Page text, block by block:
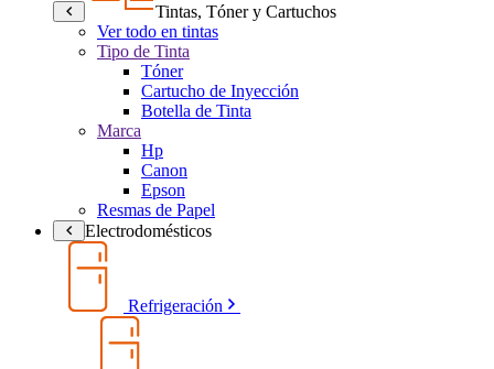
Tintas, Tóner y Cartuchos
Ver todo en tintas
Tipo de Tinta
Tóner
Cartucho de Inyección
Botella de Tinta
Marca
Hp
Canon
Epson
Resmas de Papel
Electrodomésticos
Refrigeración